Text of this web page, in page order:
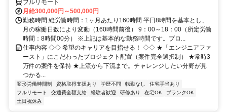
フルリモート
月給300,000円～500,000円
勤務時間 総労働時間：1ヶ月あたり160時間 平日8時間を基本とし、
月の稼働日数により変動（160時間前後） 9：00～18：00（所定労働
時間：8時間00分） ※上記は基本的な勤務時間です。プロ...
仕事内容 ◇◇ 希望のキャリアを目指せる！ ◇◇ ★「エンジニアファ
ースト」にこだわったプロジェクト配置（案件完全選択制） ★常時3
万件の案件を保持 ★上流から下流まで。チャレンジしたい分野が見
つかる...
変形労働時間制 資格取得支援あり 学歴不問 転勤なし
住宅手当あり
フルリモート
交通費全額支給 経験者歓迎 研修あり 在宅OK
ブランクOK
土日祝休み